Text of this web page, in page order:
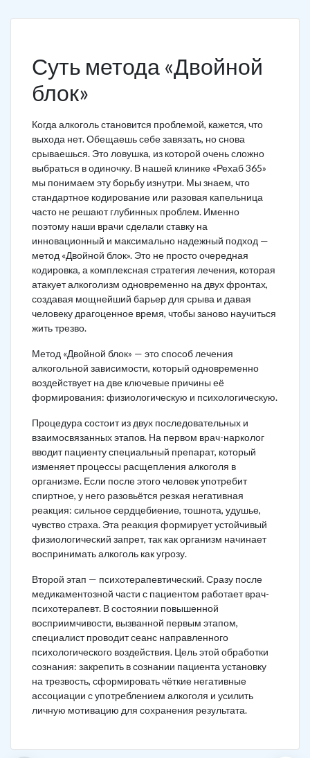
Суть метода «Двойной
блок»
Когда алкоголь становится проблемой, кажется, что
выхода нет. Обещаешь себе завязать, но снова
срываешься. Это ловушка, из которой очень сложно
выбраться в одиночку. В нашей клинике «Рехаб 365»
мы понимаем эту борьбу изнутри. Мы знаем, что
стандартное кодирование или разовая капельница
часто не решают глубинных проблем. Именно
поэтому наши врачи сделали ставку на
инновационный и максимально надежный подход —
метод «Двойной блок». Это не просто очередная
кодировка, а комплексная стратегия лечения, которая
атакует алкоголизм одновременно на двух фронтах,
создавая мощнейший барьер для срыва и давая
человеку драгоценное время, чтобы заново научиться
жить трезво.
Метод «Двойной блок» — это способ лечения
алкогольной зависимости, который одновременно
воздействует на две ключевые причины её
формирования: физиологическую и психологическую.
Процедура состоит из двух последовательных и
взаимосвязанных этапов. На первом врач-нарколог
вводит пациенту специальный препарат, который
изменяет процессы расщепления алкоголя в
организме. Если после этого человек употребит
спиртное, у него разовьётся резкая негативная
реакция: сильное сердцебиение, тошнота, удушье,
чувство страха. Эта реакция формирует устойчивый
физиологический запрет, так как организм начинает
воспринимать алкоголь как угрозу.
Второй этап — психотерапевтический. Сразу после
медикаментозной части с пациентом работает врач-
психотерапевт. В состоянии повышенной
восприимчивости, вызванной первым этапом,
специалист проводит сеанс направленного
психологического воздействия. Цель этой обработки
сознания: закрепить в сознании пациента установку
на трезвость, сформировать чёткие негативные
ассоциации с употреблением алкоголя и усилить
личную мотивацию для сохранения результата.